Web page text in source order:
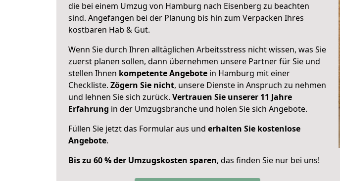
die bei einem Umzug von Hamburg nach Eisenberg zu beachten
sind. Angefangen bei der Planung bis hin zum Verpacken Ihres
kostbaren Hab & Gut.
Wenn Sie durch Ihren alltäglichen Arbeitsstress nicht wissen, was Sie
zuerst planen sollen, dann übernehmen unsere Partner für Sie und
stellen Ihnen kompetente Angebote in Hamburg mit einer
Checkliste. Zögern Sie nicht, unsere Dienste in Anspruch zu nehmen
und lehnen Sie sich zurück. Vertrauen Sie unserer 11 Jahre
Erfahrung in der Umzugsbranche und holen Sie sich Angebote.
Füllen Sie jetzt das Formular aus und erhalten Sie kostenlose
Angebote.
Bis zu 60 % der Umzugskosten sparen, das finden Sie nur bei uns!